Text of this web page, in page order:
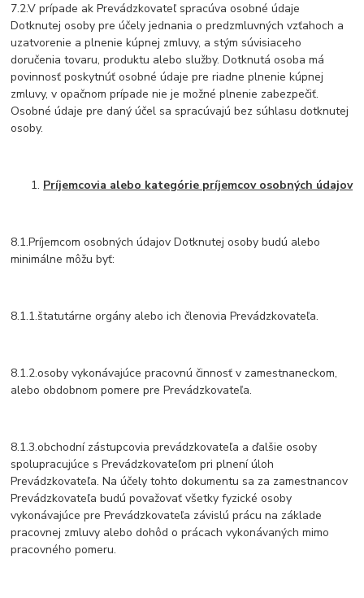
7.2.V prípade ak Prevádzkovateľ spracúva osobné údaje
Dotknutej osoby pre účely jednania o predzmluvných vzťahoch a
uzatvorenie a plnenie kúpnej zmluvy, a stým súvisiaceho
doručenia tovaru, produktu alebo služby. Dotknutá osoba má
povinnosť poskytnúť osobné údaje pre riadne plnenie kúpnej
zmluvy, v opačnom prípade nie je možné plnenie zabezpečiť.
Osobné údaje pre daný účel sa spracúvajú bez súhlasu dotknutej
osoby.
Príjemcovia alebo kategórie príjemcov osobných údajov
8.1.Príjemcom osobných údajov Dotknutej osoby budú alebo
minimálne môžu byť:
8.1.1.štatutárne orgány alebo ich členovia Prevádzkovateľa.
8.1.2.osoby vykonávajúce pracovnú činnosť v zamestnaneckom,
alebo obdobnom pomere pre Prevádzkovateľa.
8.1.3.obchodní zástupcovia prevádzkovateľa a ďalšie osoby
spolupracujúce s Prevádzkovateľom pri plnení úloh
Prevádzkovateľa. Na účely tohto dokumentu sa za zamestnancov
Prevádzkovateľa budú považovať všetky fyzické osoby
vykonávajúce pre Prevádzkovateľa závislú prácu na základe
pracovnej zmluvy alebo dohôd o prácach vykonávaných mimo
pracovného pomeru.